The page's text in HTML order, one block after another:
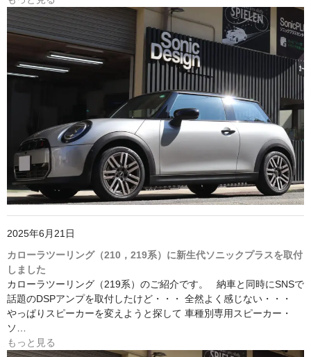
2025年6月21日
カローラツーリング（210，219系）に新生代ソニックプラスを取付
しました
カローラツーリング（219系）のご紹介です。 納車と同時にSNSで
話題のDSPアンプを取付したけど・・・ 全然よく感じない・・・
やっぱりスピーカーを変えようと探して 車種別専用スピーカー・
ソ…
もっと見る